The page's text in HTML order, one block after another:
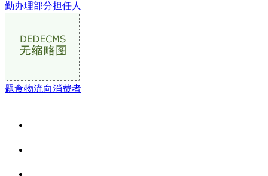
勤办理部分担任人
题食物流向消费者